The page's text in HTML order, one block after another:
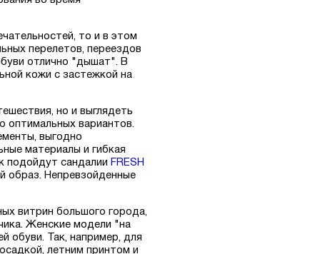
то и в этом
перелетов, переездов
отлично "дышат". В
кожи с застежкой на
но и выглядеть
оптимальных вариантов.
выгодно
материалы и гибкая
подойдут сандалии FRESH
образ. Непревзойденные
витрин большого города,
Женские модели "на
обуви. Так, например, для
летним принтом и